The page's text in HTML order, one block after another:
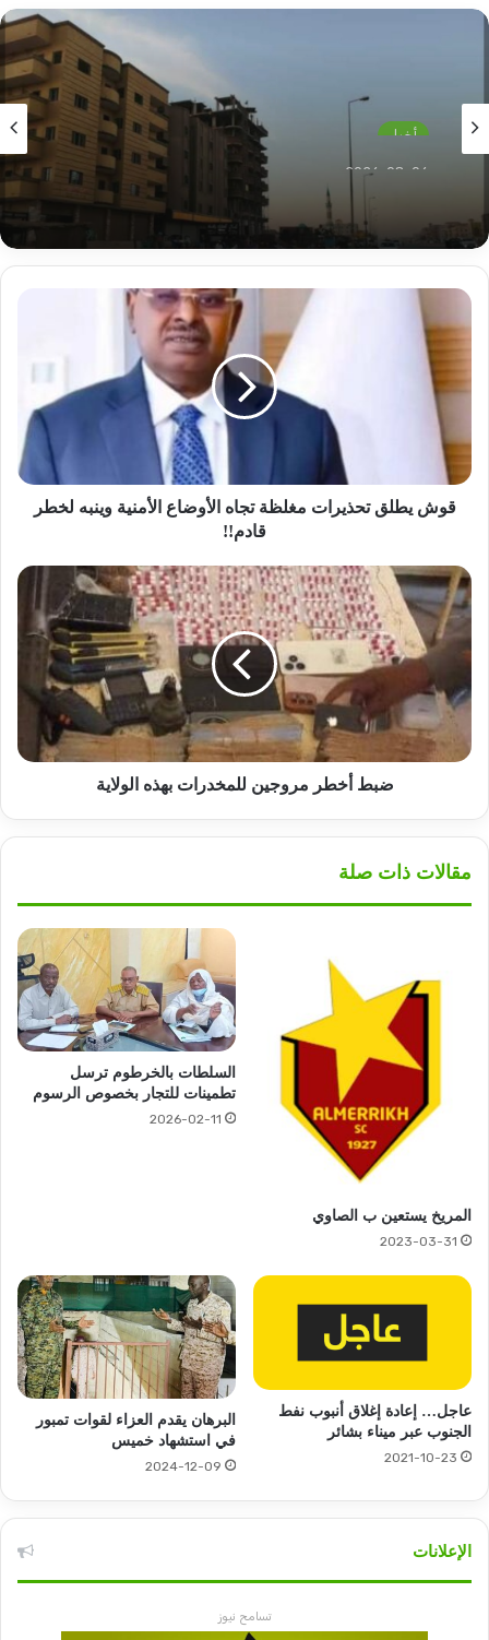
أخبار
مدينة الأزهري بالخرطوم تطلق إستغاثة مدوية !!
قوش
يطلق
تحذيرات
تجاه
الأوضاع
الأمنية
وينبه
لخطر
قادم!!
قوش يطلق تحذيرات مغلظة تجاه الأوضاع الأمنية وينبه لخطر
قادم!!
ضبط
أخطر
مروجين
للمخدرات
بهذه
الولاية
ضبط أخطر مروجين للمخدرات بهذه الولاية
مقالات ذات صلة
المريخ يستعين ب الصاوي
2023-03-31
السلطات بالخرطوم ترسل
تطمينات للتجار بخصوص الرسوم
2026-02-11
عاجل… إعادة إغلاق أنبوب نفط
الجنوب عبر ميناء بشائر
2021-10-23
البرهان يقدم العزاء لقوات تمبور
في استشهاد خميس
2024-12-09
الإعلانات
تسامح نيوز